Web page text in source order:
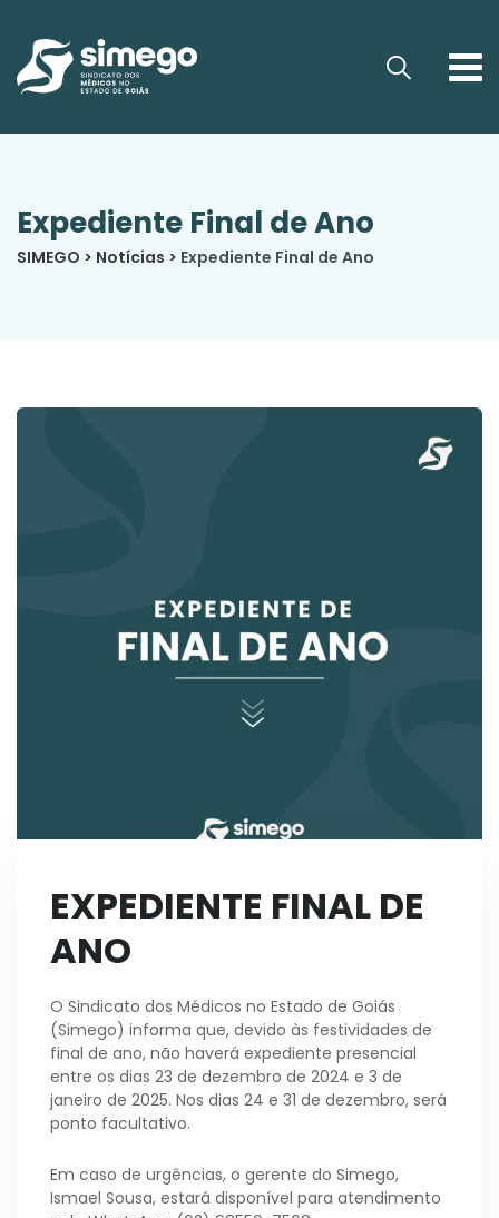
Expediente Final de Ano
SIMEGO > Notícias > Expediente Final de Ano
EXPEDIENTE FINAL DE
ANO
O Sindicato dos Médicos no Estado de Goiás
(Simego) informa que, devido às festividades de
final de ano, não haverá expediente presencial
entre os dias 23 de dezembro de 2024 e 3 de
janeiro de 2025. Nos dias 24 e 31 de dezembro, será
ponto facultativo.
Em caso de urgências, o gerente do Simego,
Ismael Sousa, estará disponível para atendimento